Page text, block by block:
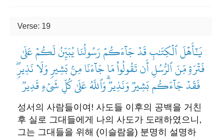
Verse: 19
يَٰٓأَهۡلَ ٱلۡكِتَٰبِ قَدۡ جَآءَكُمۡ رَسُولُنَا يُبَيِّنُ لَكُمۡ عَلَىٰ
فَتۡرَةٖ مِّنَ ٱلرُّسُلِ أَن تَقُولُواْ مَا جَآءَنَا مِنۢ بَشِيرٖ وَلَا نَذِيرٖۖ
فَقَدۡ جَآءَكُم بَشِيرٞ وَنَذِيرٞۗ وَٱللَّهُ عَلَىٰ كُلِّ شَيۡءٖ قَدِيرٞ
성서의 사람들이여! 사도들 이후의 공백을 거친
후 실로 그대들에게 나의 사도가 도래하였으니,
그는 그대들을 위해 (이슬람을) 분명히 설명하